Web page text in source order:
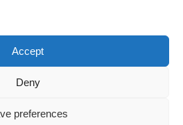
Accept
Deny
preferences
arheologiji 2019-2026